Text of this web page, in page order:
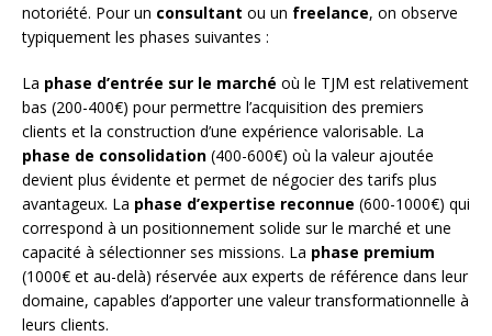
notoriété. Pour un consultant ou un freelance, on observe
typiquement les phases suivantes :
La phase d’entrée sur le marché où le TJM est relativement
bas (200-400€) pour permettre l’acquisition des premiers
clients et la construction d’une expérience valorisable. La
phase de consolidation (400-600€) où la valeur ajoutée
devient plus évidente et permet de négocier des tarifs plus
avantageux. La phase d’expertise reconnue (600-1000€) qui
correspond à un positionnement solide sur le marché et une
capacité à sélectionner ses missions. La phase premium
(1000€ et au-delà) réservée aux experts de référence dans leur
domaine, capables d’apporter une valeur transformationnelle à
leurs clients.